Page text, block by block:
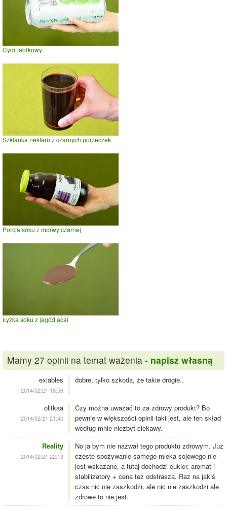
Cydr jabłkowy
Szklanka nektaru z czarnych porzeczek
Porcja soku z morwy czarnej
Łyżka soku z jagód acai
Mamy 27 opinii na temat ważenia - napisz własną
exiables
2014/02/21 18:56
dobre, tylko szkoda, że takie drogie..
olitkaa
2014/02/21 21:40
Czy można uważać to za zdrowy produkt? Bo
pewnie w większości opinii taki jest, ale ten skład
według mnie niezbyt ciekawy.
Reality
2014/02/21 22:13
No ja bym nie nazwał tego produktu zdrowym. Juz
częste spożywanie samego mleka sojowego nie
jest wskazane, a tutaj dochodzi cukier, aromat i
stabilizatory + cena tez odstrasza. Raz na jakiś
czas nic nie zaszkodzi, ale nic nie zaszkodzi ale
zdrowe to nie jest.